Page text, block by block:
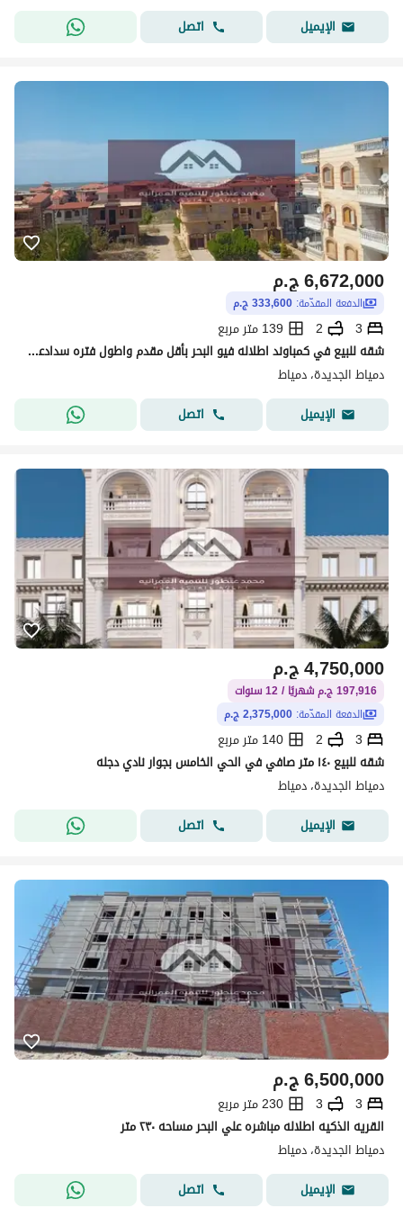
الإيميل
اتصل
ج.م6,672,000
الدفعة المقدّمة: 333,600 ج.م
3
2
139 متر مربع
شقه للبيع في كمباوند اطلاله فيو البحر بأقل مقدم واطول فتره سدادعلي ١٠٠ شهر
دمياط الجديدة، دمياط
الإيميل
اتصل
ج.م4,750,000
197,916 ج.م شهريًا / 12 سنوات
الدفعة المقدّمة: 2,375,000 ج.م
3
2
140 متر مربع
شقه للبيع ١٤٠ متر صافي في الحي الخامس بجوار نادي دجله
دمياط الجديدة، دمياط
الإيميل
اتصل
ج.م6,500,000
3
3
230 متر مربع
القريه الذكيه اطلاله مباشره علي البحر مساحه ٢٣٠ متر
دمياط الجديدة، دمياط
الإيميل
اتصل